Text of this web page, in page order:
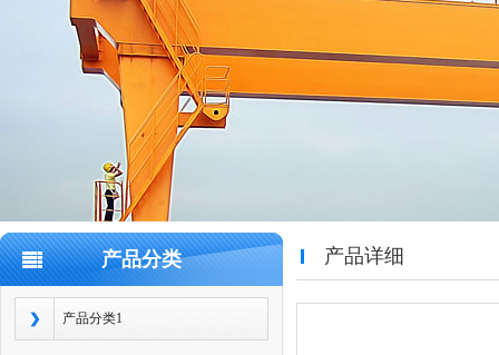
产品分类
产品分类1
产品详细